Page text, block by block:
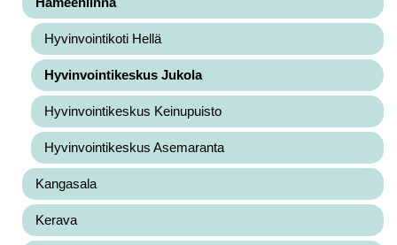
Hyvinvointikoti Hellä
Hyvinvointikeskus Jukola
Hyvinvointikeskus Keinupuisto
Hyvinvointikeskus Asemaranta
Kangasala
Kerava